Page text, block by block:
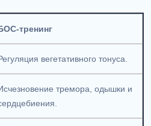
тренинг
вегетативного тонуса.
тремора, одышки и